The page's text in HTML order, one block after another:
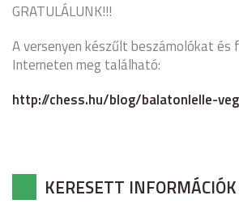
GRATULÁLUNK!!!
A versenyen készűlt beszámolókat és
Interneten meg található:
http://chess.hu/blog/balatonlelle-
KERESETT INFORMÁCIÓK